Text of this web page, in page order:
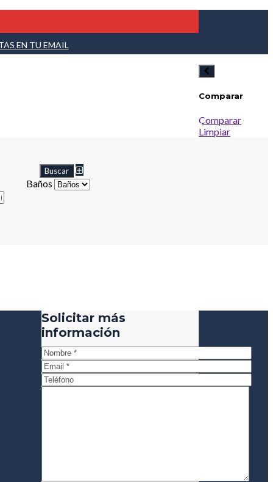
4781-9030
EN TU EMAIL
Baños
Comparar
Comparar
Limpiar
Solicitar más
información